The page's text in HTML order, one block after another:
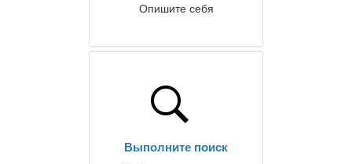
Опишите себя
Выполните поиск